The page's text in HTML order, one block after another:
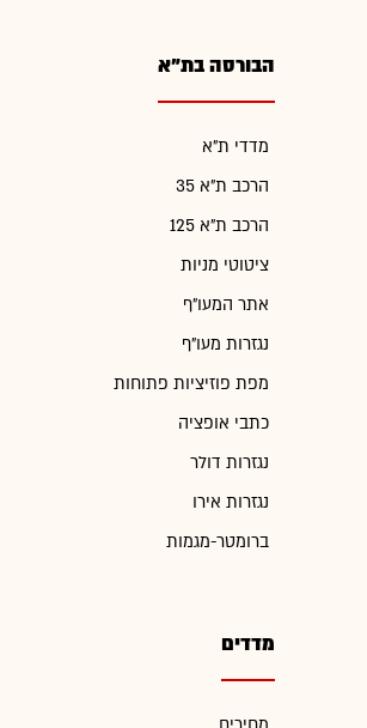
הבורסה בת"א
מדדי ת"א
הרכב ת"א 35
הרכב ת"א 125
ציטוטי מניות
אתר המעו"ף
נגזרות מעו"ף
מפת פוזיציות פתוחות
כתבי אופציה
נגזרות דולר
נגזרות אירו
ברומטר-מגמות
מדדים